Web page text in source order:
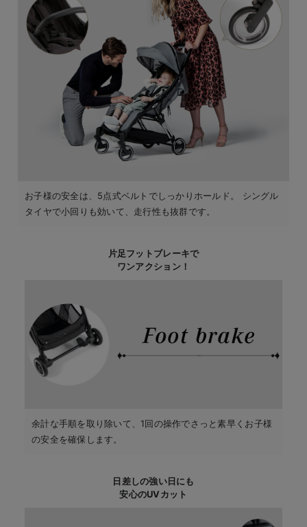
お子様の安全は、5点式ベルトでしっかりホールド。 シングル
タイヤで小回りも効いて、走行性も抜群です。
片足フットブレーキで
ワンアクション！
余計な手順を取り除いて、1回の操作でさっと素早くお子様
の安全を確保します。
日差しの強い日にも
安心のUVカット